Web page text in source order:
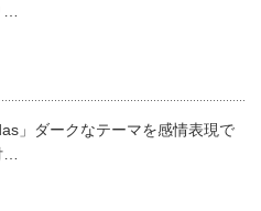
」ダークなテーマを感情表現で